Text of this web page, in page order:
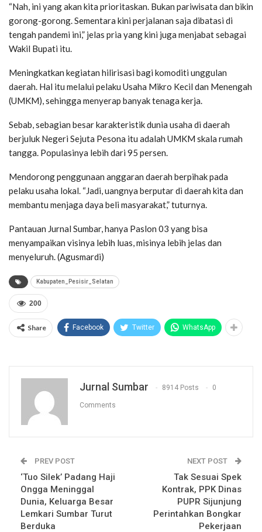
“Nah, ini yang akan kita prioritaskan. Bukan pariwisata dan bikin
gorong-gorong. Sementara kini perjalanan saja dibatasi di
tengah pandemi ini,” jelas pria yang kini juga menjabat sebagai
Wakil Bupati itu.
Meningkatkan kegiatan hilirisasi bagi komoditi unggulan
daerah. Hal itu melalui pelaku Usaha Mikro Kecil dan Menengah
(UMKM), sehingga menyerap banyak tenaga kerja.
Sebab, sebagian besar karakteristik dunia usaha di daerah
berjuluk Negeri Sejuta Pesona itu adalah UMKM skala rumah
tangga. Populasinya lebih dari 95 persen.
Mendorong penggunaan anggaran daerah berpihak pada
pelaku usaha lokal. “Jadi, uangnya berputar di daerah kita dan
membantu menjaga daya beli masyarakat,” tuturnya.
Pantauan Jurnal Sumbar, hanya Paslon 03 yang bisa
menyampaikan visinya lebih luas, misinya lebih jelas dan
menyeluruh. (Agusmardi)
Kabupaten_Pesisir_Selatan
200
Share Facebook Twitter WhatsApp
Jurnal Sumbar 8914 Posts 0
Comments
PREV POST
‘Tuo Silek’ Padang Haji
Ongga Meninggal
Dunia, Keluarga Besar
Lemkari Sumbar Turut
Berduka
NEXT POST
Tak Sesuai Spek
Kontrak, PPK Dinas
PUPR Sijunjung
Perintahkan Bongkar
Pekerjaan